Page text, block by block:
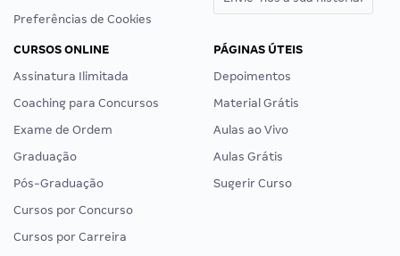
Preferências de Cookies
CURSOS ONLINE
Assinatura Ilimitada
Coaching para Concursos
Exame de Ordem
Graduação
Pós-Graduação
Cursos por Concurso
Cursos por Carreira
PÁGINAS ÚTEIS
Depoimentos
Material Grátis
Aulas ao Vivo
Aulas Grátis
Sugerir Curso